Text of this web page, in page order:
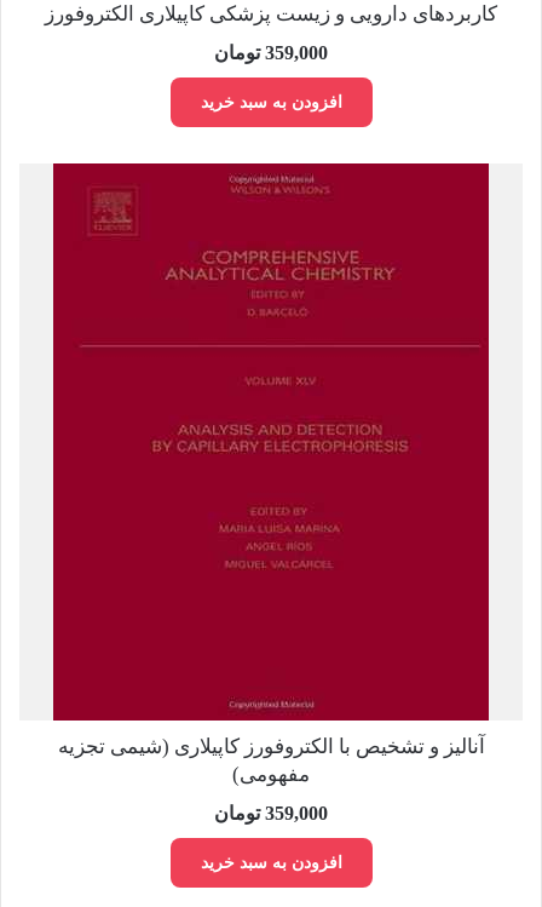
کاربردهای دارویی و زیست پزشکی کاپیلاری الکتروفورز
359,000 تومان
افزودن به سبد خرید
آنالیز و تشخیص با الکتروفورز کاپیلاری (شیمی تجزیه
مفهومی)
359,000 تومان
افزودن به سبد خرید